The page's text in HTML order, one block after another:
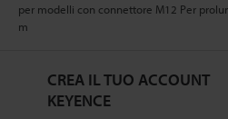
per modelli con connettore M12 Per
m
CREA IL TUO ACCOUNT
KEYENCE